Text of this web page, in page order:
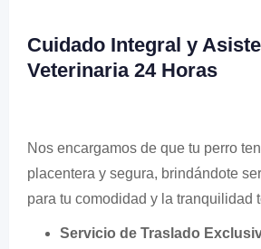
Cuidado Integral y
Veterinaria 24 Horas
Nos encargamos de que tu perro
placentera y segura, brindándote
para tu comodidad y la tranquilidad
Servicio de Traslado